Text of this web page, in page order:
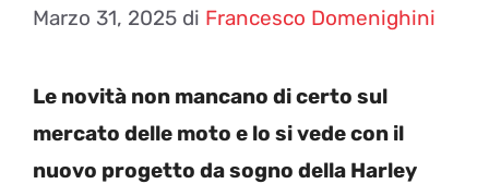
Marzo 31, 2025 di Francesco Domenighini
Le novità non mancano di certo sul
mercato delle moto e lo si vede con il
nuovo progetto da sogno della Harley